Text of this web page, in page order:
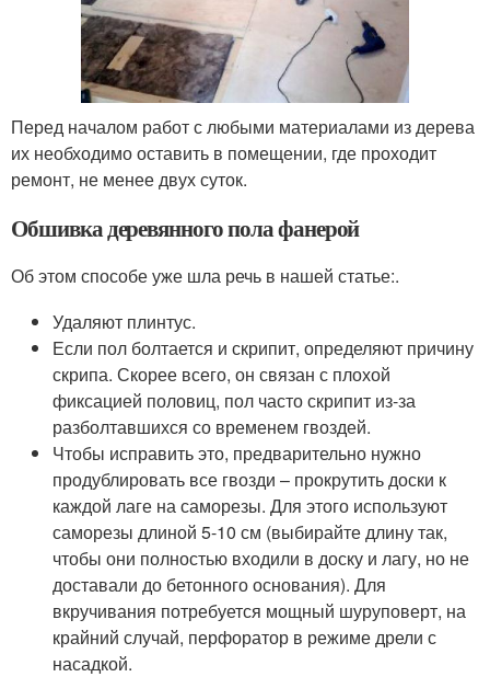
Перед началом работ с любыми материалами из дерева
их необходимо оставить в помещении, где проходит
ремонт, не менее двух суток.
Обшивка деревянного пола фанерой
Об этом способе уже шла речь в нашей статье:.
Удаляют плинтус.
Если пол болтается и скрипит, определяют причину
скрипа. Скорее всего, он связан с плохой
фиксацией половиц, пол часто скрипит из-за
разболтавшихся со временем гвоздей.
Чтобы исправить это, предварительно нужно
продублировать все гвозди – прокрутить доски к
каждой лаге на саморезы. Для этого используют
саморезы длиной 5-10 см (выбирайте длину так,
чтобы они полностью входили в доску и лагу, но не
доставали до бетонного основания). Для
вкручивания потребуется мощный шуруповерт, на
крайний случай, перфоратор в режиме дрели с
насадкой.